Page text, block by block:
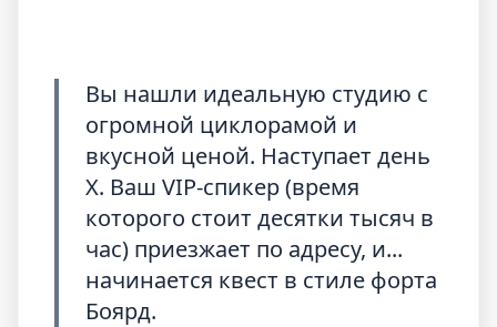
Вы нашли идеальную студию с
огромной циклорамой и
вкусной ценой. Наступает день
X. Ваш VIP-спикер (время
которого стоит десятки тысяч в
час) приезжает по адресу, и...
начинается квест в стиле форта
Боярд.